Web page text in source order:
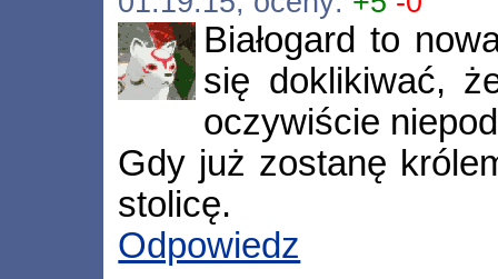
Białogard to
się doklikiwać,
oczywiście
Gdy już zostanę
stolicę.
Odpowiedz